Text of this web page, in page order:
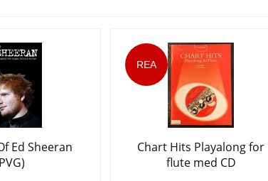
Ed Sheeran
Chart Hits Playalong for
flute med CD